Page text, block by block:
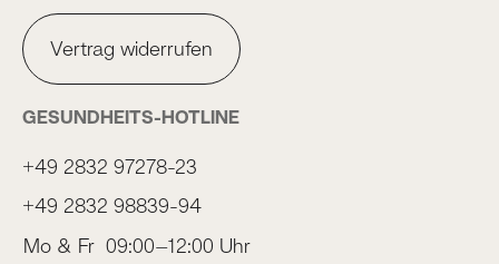
Vertrag widerrufen
GESUNDHEITS-HOTLINE
+49 2832 97278-23
+49 2832 98839-94
Mo & Fr 09:00–12:00 Uhr